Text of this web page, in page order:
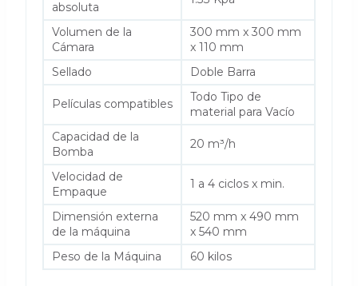
absoluta
Volumen de la
Cámara
300 mm x 300 mm
x 110 mm
Sellado
Doble Barra
Películas compatibles
Todo Tipo de
material para Vacío
Capacidad de la
Bomba
20 m³/h
Velocidad de
Empaque
1 a 4 ciclos x min.
Dimensión externa
de la máquina
520 mm x 490 mm
x 540 mm
Peso de la Máquina
60 kilos